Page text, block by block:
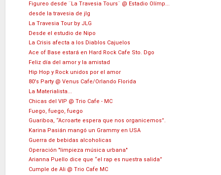
Figureo desde ¨La Travesia Tours¨ @ Estadio Olímp...
desde la travesia de jlg
La Travesia Tour by JLG
Desde el estudio de Nipo
La Crisis afecta a los Diablos Cajuelos
Ace of Base estará en Hard Rock Cafe Sto. Dgo
Feliz día del amor y la amistad
Hip Hop y Rock unidos por el amor
80's Party @ Venus Cafe/Orlando Florida
La Materialista...
Chicas del VIP @ Trio Cafe - MC
Fuego, fuego, fuego
Guariboa, “Acroarte espera que nos organicemos”.
Karina Pasián mangó un Grammy en USA
Guerra de bebidas alcoholicas
Operación "limpieza música urbana"
Arianna Puello dice que “el rap es nuestra salida”
Cumple de Ali @ Trio Cafe MC